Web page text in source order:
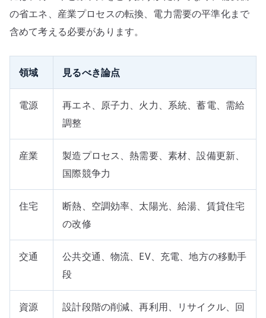
の省エネ、産業プロセスの転換、電力需要の平準化まで
含めて考える必要があります。
領域 見るべき論点
電源
再エネ、原子力、火力、系統、蓄電、需給
調整
産業
製造プロセス、熱需要、素材、設備更新、
国際競争力
住宅
断熱、空調効率、太陽光、給湯、賃貸住宅
の改修
交通
公共交通、物流、EV、充電、地方の移動手
段
資源
設計段階の削減、再利用、リサイクル、回